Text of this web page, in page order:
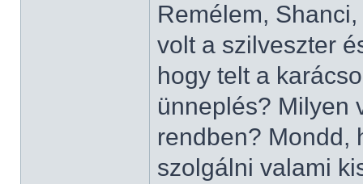
Remélem,
volt a szilveszter
hogy telt a
ünneplés? Milyen
rendben? Mondd,
szolgálni valami